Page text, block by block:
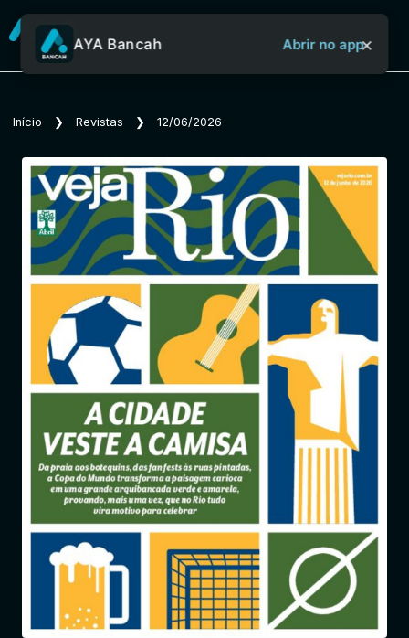
Sobre o Aya Bancah
Início
Revistas
Notícias
Entrar
AYA Bancah Abrir no app×
Início ❯ Revistas ❯ 12/06/2026